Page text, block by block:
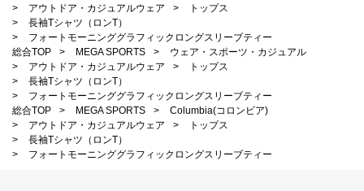
>
アウトドア・カジュアルウェア >
トップス
>
長袖Tシャツ（ロンT）
>
フォートモーニンググラフィックロングスリーブティー
総合TOP
> MEGA SPORTS >
ウェア・スポーツ・カジュアル
>
アウトドア・カジュアルウェア >
トップス
>
長袖Tシャツ（ロンT）
>
フォートモーニンググラフィックロングスリーブティー
総合TOP
> MEGA SPORTS >
Columbia(コロンビア)
>
アウトドア・カジュアルウェア >
トップス
>
長袖Tシャツ（ロンT）
>
フォートモーニンググラフィックロングスリーブティー